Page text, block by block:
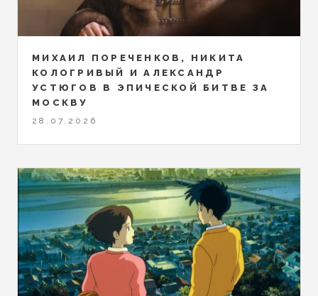
МИХАИЛ ПОРЕЧЕНКОВ, НИКИТА
КОЛОГРИВЫЙ И АЛЕКСАНДР
УСТЮГОВ В ЭПИЧЕСКОЙ БИТВЕ ЗА
МОСКВУ
28.07.2026